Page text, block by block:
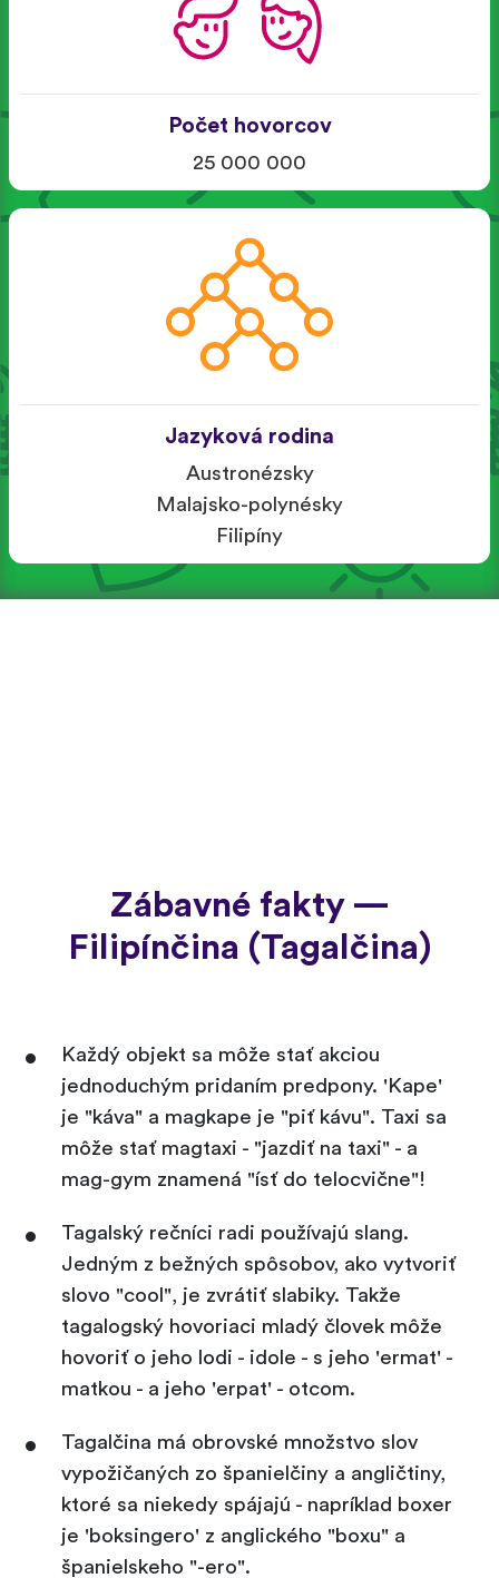
Počet hovorcov
25 000 000
Jazyková rodina
Austronézsky
Malajsko-polynésky
Filipíny
Zábavné fakty —
Filipínčina (Tagalčina)
Každý objekt sa môže stať akciou
jednoduchým pridaním predpony. 'Kape'
je "káva" a magkape je "piť kávu". Taxi sa
môže stať magtaxi - "jazdiť na taxi" - a
mag-gym znamená "ísť do telocvične"!
Tagalský rečníci radi používajú slang.
Jedným z bežných spôsobov, ako vytvoriť
slovo "cool", je zvrátiť slabiky. Takže
tagalogský hovoriaci mladý človek môže
hovoriť o jeho lodi - idole - s jeho 'ermat' -
matkou - a jeho 'erpat' - otcom.
Tagalčina má obrovské množstvo slov
vypožičaných zo španielčiny a angličtiny,
ktoré sa niekedy spájajú - napríklad boxer
je 'boksingero' z anglického "boxu" a
španielskeho "-ero".